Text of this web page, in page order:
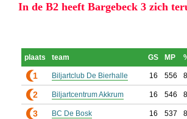
In de B2 heeft Bargebeck 3 zich
plaats team GS MP
1 Biljartclub De Bierhalle 16 556
2 Biljartcentrum Akkrum 16 546
3 BC De Bosk 16 537